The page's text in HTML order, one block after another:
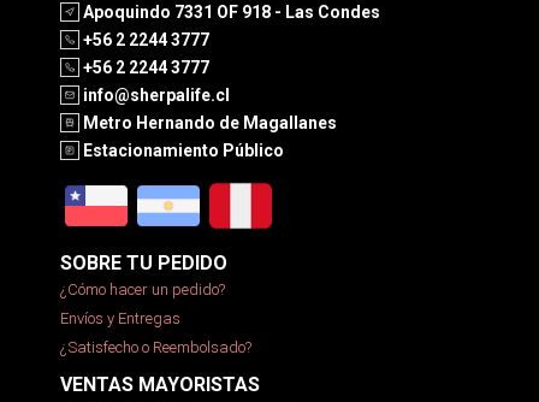
Apoquindo 7331 OF 918 - Las Condes
+56 2 2244 3777
+56 2 2244 3777
info@sherpalife.cl
Metro Hernando de Magallanes
Estacionamiento Público
SOBRE TU PEDIDO
¿Cómo hacer un pedido?
Envíos y Entregas
¿Satisfecho o Reembolsado?
VENTAS MAYORISTAS